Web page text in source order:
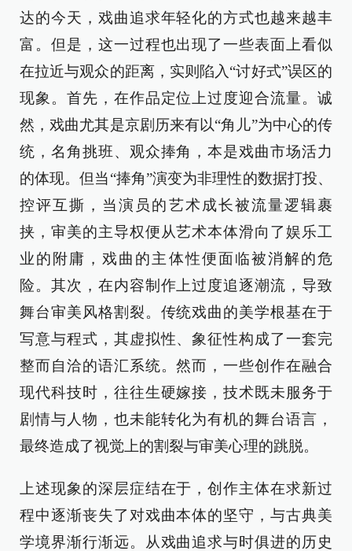
达的今天，戏曲追求年轻化的方式也越来越丰
富。但是，这一过程也出现了一些表面上看似
在拉近与观众的距离，实则陷入“讨好式”误区的
现象。首先，在作品定位上过度迎合流量。诚
然，戏曲尤其是京剧历来有以“角儿”为中心的传
统，名角挑班、观众捧角，本是戏曲市场活力
的体现。但当“捧角”演变为非理性的数据打投、
控评互撕，当演员的艺术成长被流量逻辑裹
挟，审美的主导权便从艺术本体滑向了娱乐工
业的附庸，戏曲的主体性便面临被消解的危
险。其次，在内容制作上过度追逐潮流，导致
舞台审美风格割裂。传统戏曲的美学根基在于
写意与程式，其虚拟性、象征性构成了一套完
整而自洽的语汇系统。然而，一些创作在融合
现代科技时，往往生硬嫁接，技术既未服务于
剧情与人物，也未能转化为有机的舞台语言，
最终造成了视觉上的割裂与审美心理的跳脱。
上述现象的深层症结在于，创作主体在求新过
程中逐渐丧失了对戏曲本体的坚守，与古典美
学境界渐行渐远。从戏曲追求与时俱进的历史